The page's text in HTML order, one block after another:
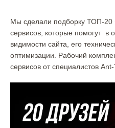
Мы сделали подборку ТОП-20
сервисов, которые помогут в
видимости сайта, его
оптимизации. Рабочий
сервисов от специалистов Ant-